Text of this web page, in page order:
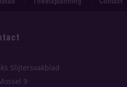
Slijtersvakblad
9